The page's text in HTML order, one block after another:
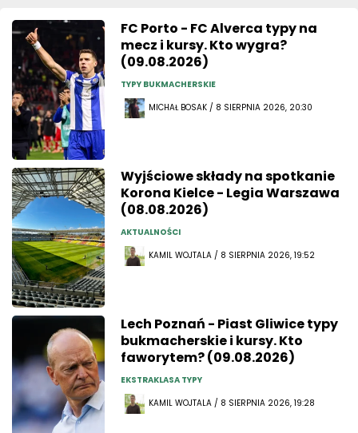
FC Porto - FC Alverca typy na
mecz i kursy. Kto wygra?
(09.08.2026)
TYPY BUKMACHERSKIE
MICHAŁ BOSAK / 8 SIERPNIA 2026, 20:30
Wyjściowe składy na spotkanie
Korona Kielce - Legia Warszawa
(08.08.2026)
AKTUALNOŚCI
KAMIL WOJTALA / 8 SIERPNIA 2026, 19:52
Lech Poznań - Piast Gliwice typy
bukmacherskie i kursy. Kto
faworytem? (09.08.2026)
EKSTRAKLASA TYPY
KAMIL WOJTALA / 8 SIERPNIA 2026, 19:28